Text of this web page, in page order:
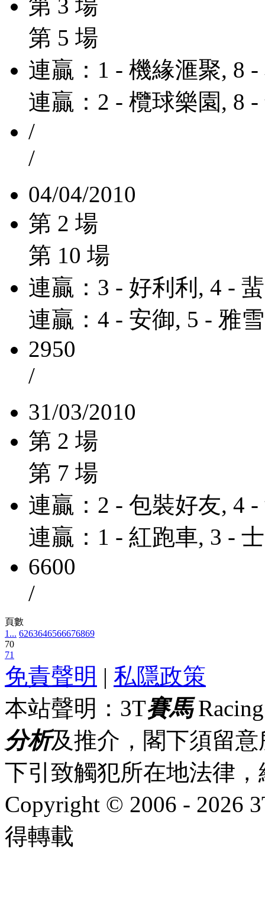
第 3 場
第 5 場
連贏：1 - 機緣滙聚, 8
連贏：2 - 欖球樂園, 8
/
/
04/04/2010
第 2 場
第 10 場
連贏：3 - 好利利, 4 -
連贏：4 - 安御, 5 - 雅雪
2950
/
31/03/2010
第 2 場
第 7 場
連贏：2 - 包裝好友, 4 -
連贏：1 - 紅跑車, 3 -
6600
/
頁數
1... 6263646566676869
70
71
免責聲明 | 私隱政策
本站聲明：3T賽馬
分析及推介，閣下須留
下引致觸犯所在地法律
Copyright © 2006 - 2026
得轉載